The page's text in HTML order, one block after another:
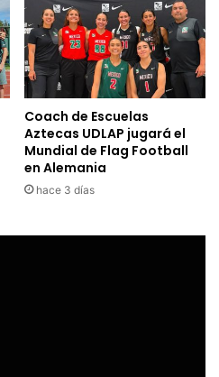
Coach de Escuelas
Aztecas UDLAP jugará el
Mundial de Flag Football
en Alemania
hace 3 días